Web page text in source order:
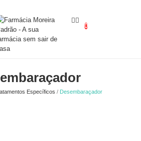
0
Específicos Desembaraçador